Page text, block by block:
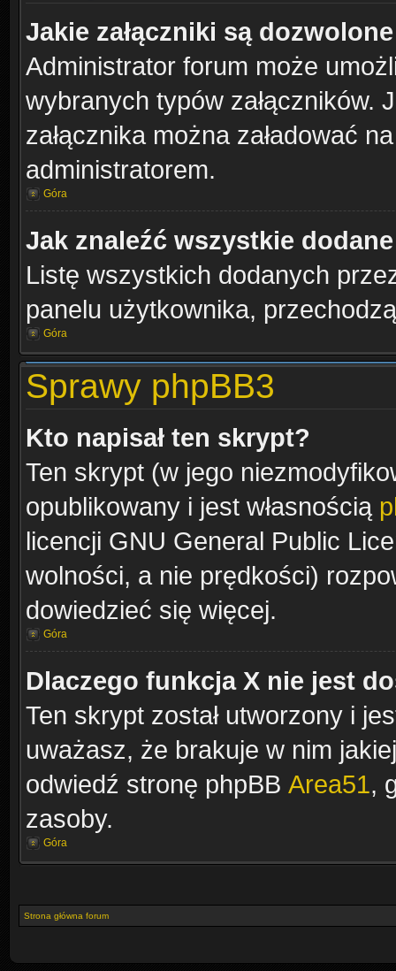
Jakie załączniki są
Administrator forum może
wybranych typów załączników.
załącznika można załadować
administratorem.
Góra
Jak znaleźć wszystkie
Listę wszystkich dodanych
panelu użytkownika,
Góra
Sprawy phpBB3
Kto napisał ten skrypt?
Ten skrypt (w jego
opublikowany i jest własnością
licencji GNU General Public
wolności, a nie prędkości)
dowiedzieć się więcej.
Góra
Dlaczego funkcja X nie jest
Ten skrypt został utworzony i
uważasz, że brakuje w nim
odwiedź stronę phpBB Area51,
zasoby.
Góra
Strona główna forum